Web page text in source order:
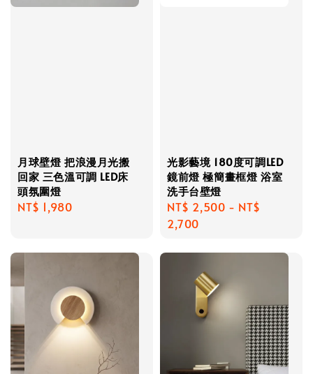
月球壁燈 把浪漫月光搬
回家 三色溫可調 LED床
頭氛圍燈
Regular
NT$ 1,980
光影藝境 180度可調LED
鏡前燈 極簡畫框燈 浴室
洗手台壁燈
Regular
price
NT$ 2,500 - NT$
2,700